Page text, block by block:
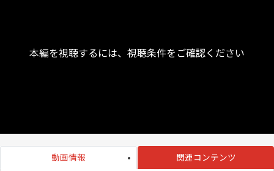
本編を視聴するには、視聴条件をご確認ください
動画情報 関連コンテンツ